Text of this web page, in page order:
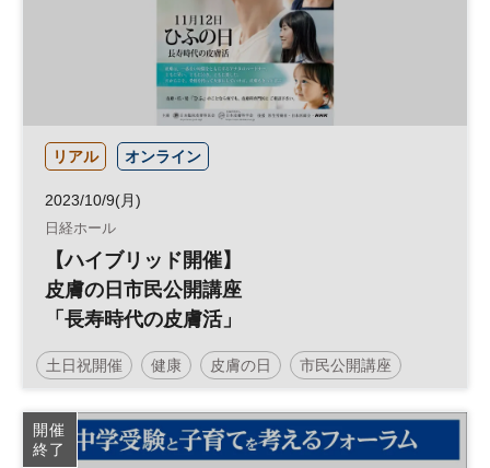
リアル オンライン
2023/10/9(月)
日経ホール
【ハイブリッド開催】
皮膚の日市民公開講座
「長寿時代の皮膚活」
土日祝開催 健康 皮膚の日 市民公開講座
参加無料
開催
終了